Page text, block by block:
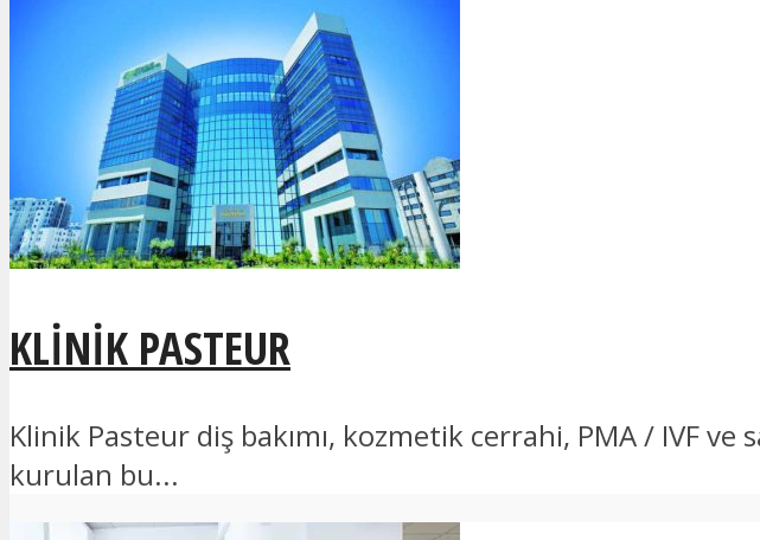
KLINIK PASTEUR
Klinik Pasteur diş bakımı, kozmetik cerrahi, PMA / IVF ve
kurulan bu...